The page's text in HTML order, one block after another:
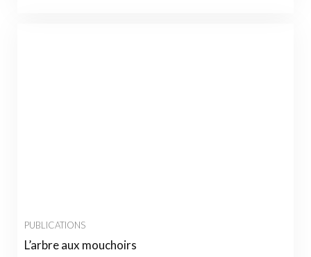
PUBLICATIONS
L’arbre aux mouchoirs